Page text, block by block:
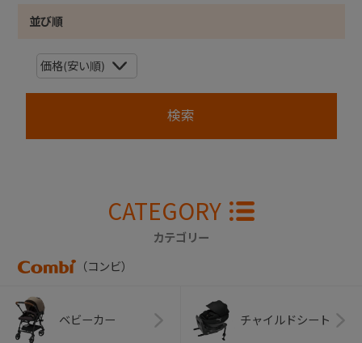
並び順
CATEGORY
カテゴリー
（コンビ）
ベビーカー チャイルドシート